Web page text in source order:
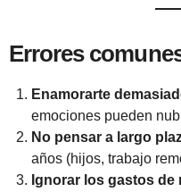
Errores
Enamorarte
emociones pueden
No pensar a largo
años (hijos, trabajo
Ignorar los gastos de